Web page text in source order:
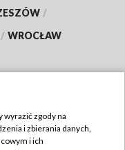
/
/ WROCŁAW
wyrazić zgody na
i zbierania danych,
i ich